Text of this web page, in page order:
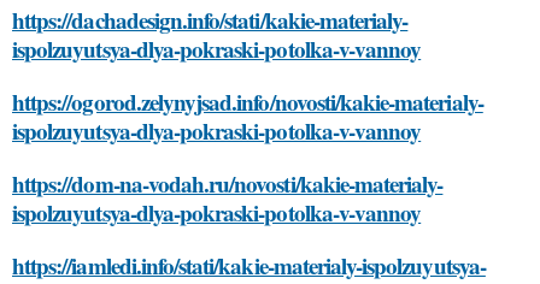
https://dachadesign.info/stati/kakie-materialy-
ispolzuyutsya-dlya-pokraski-potolka-v-vannoy
https://ogorod.zelynyjsad.info/novosti/kakie-materialy-
ispolzuyutsya-dlya-pokraski-potolka-v-vannoy
https://dom-na-vodah.ru/novosti/kakie-materialy-
ispolzuyutsya-dlya-pokraski-potolka-v-vannoy
https://iamledi.info/stati/kakie-materialy-ispolzuyutsya-